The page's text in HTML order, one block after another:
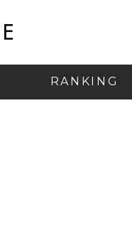
RANKING